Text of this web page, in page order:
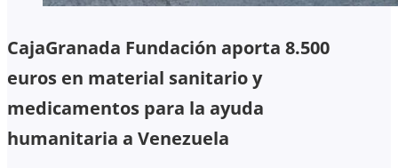
CajaGranada Fundación aporta 8.500
euros en material sanitario y
medicamentos para la ayuda
humanitaria a Venezuela